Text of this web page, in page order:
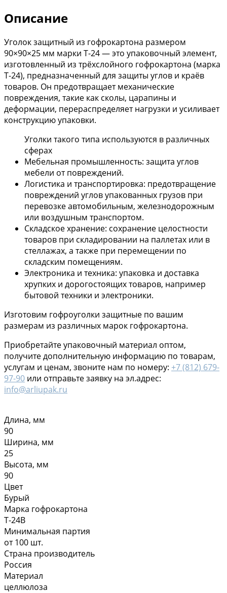
Описание
Уголок защитный из гофрокартона размером
90×90×25 мм марки Т-24 — это упаковочный элемент,
изготовленный из трёхслойного гофрокартона (марка
Т-24), предназначенный для защиты углов и краёв
товаров. Он предотвращает механические
повреждения, такие как сколы, царапины и
деформации, перераспределяет нагрузки и усиливает
конструкцию упаковки.
Уголки такого типа используются в различных
сферах
Мебельная промышленность: защита углов
мебели от повреждений.
Логистика и транспортировка: предотвращение
повреждений углов упакованных грузов при
перевозке автомобильным, железнодорожным
или воздушным транспортом.
Складское хранение: сохранение целостности
товаров при складировании на паллетах или в
стеллажах, а также при перемещении по
складским помещениям.
Электроника и техника: упаковка и доставка
хрупких и дорогостоящих товаров, например
бытовой техники и электроники.
Изготовим гофроуголки защитные по вашим
размерам из различных марок гофрокартона.
Приобретайте упаковочный материал оптом,
получите дополнительную информацию по товарам,
услугам и ценам, звоните нам по номеру: +7 (812) 679-
97-90 или отправьте заявку на эл.адрес:
info@arliupak.ru
Длина, мм
90
Ширина, мм
25
Высота, мм
90
Цвет
Бурый
Марка гофрокартона
Т-24В
Минимальная партия
от 100 шт.
Страна производитель
Россия
Материал
целлюлоза